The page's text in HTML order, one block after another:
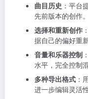
曲目历史 ：平台
先前版本的创作。
选择和重新创作
据自己的偏好重
音量和乐器控制
水平，完全控制
多种导出格式 ：
进一步编辑灵活性